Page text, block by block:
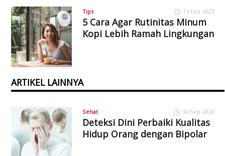
Tips 13 Feb 2023
5 Cara Agar Rutinitas Minum
Kopi Lebih Ramah Lingkungan
ARTIKEL LAINNYA
Sehat 30 Sep 2020
Deteksi Dini Perbaiki Kualitas
Hidup Orang dengan Bipolar